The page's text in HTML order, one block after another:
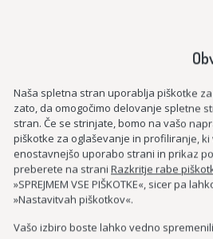
KADROVSKE ŠTIPENDIJE 2026/
KOC AS
Naša spletna stran uporablja piškotke
zato, da omogočimo delovanje spletne
stran. Če se strinjate, bomo na vašo
piškotke za oglaševanje in profiliranje,
enostavnejšo uporabo strani in prikaz
preberete na strani Razkritje rabe
»SPREJMEM VSE PIŠKOTKE«, sicer pa
»Nastavitvah piškotkov«.
Vašo izbiro boste lahko vedno